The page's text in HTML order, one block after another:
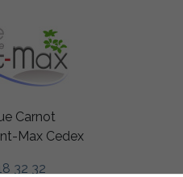
Carnot
Max Cedex
32 32